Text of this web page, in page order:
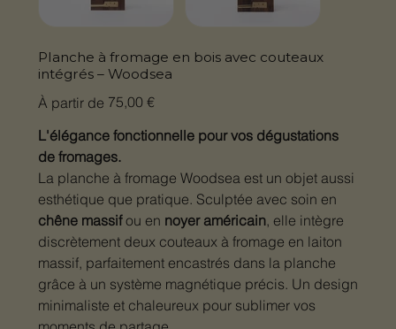
Planche à fromage en bois avec couteaux
intégrés – Woodsea
À partir de Prix
75,00 €
L'élégance fonctionnelle pour vos dégustations
de fromages.
La planche à fromage Woodsea est un objet aussi
esthétique que pratique. Sculptée avec soin en
chêne massifou en noyer américain, elle intègre
discrètement deux couteaux à fromage en laiton
massif, parfaitement encastrés dans la planche
grâce à un système magnétique précis. Un design
minimaliste et chaleureux pour sublimer vos